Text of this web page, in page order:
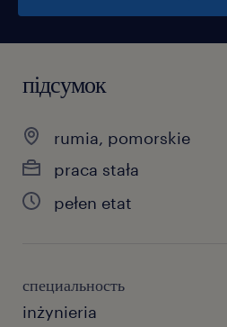
підсумок
rumia, pomorskie
praca stała
pełen etat
специальность
inżynieria